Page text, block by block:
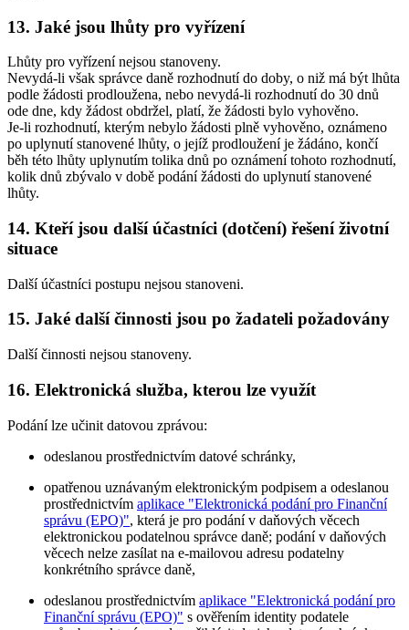
13. Jaké jsou lhůty pro vyřízení
Lhůty pro vyřízení nejsou stanoveny.
Nevydá-li však správce daně rozhodnutí do doby, o niž má být lhůta
podle žádosti prodloužena, nebo nevydá-li rozhodnutí do 30 dnů
ode dne, kdy žádost obdržel, platí, že žádosti bylo vyhověno.
Je-li rozhodnutí, kterým nebylo žádosti plně vyhověno, oznámeno
po uplynutí stanovené lhůty, o jejíž prodloužení je žádáno, končí
běh této lhůty uplynutím tolika dnů po oznámení tohoto rozhodnutí,
kolik dnů zbývalo v době podání žádosti do uplynutí stanovené
lhůty.
14. Kteří jsou další účastníci (dotčení) řešení životní
situace
Další účastníci postupu nejsou stanoveni.
15. Jaké další činnosti jsou po žadateli požadovány
Další činnosti nejsou stanoveny.
16. Elektronická služba, kterou lze využít
Podání lze učinit datovou zprávou:
odeslanou prostřednictvím datové schránky,
opatřenou uznávaným elektronickým podpisem a odeslanou
prostřednictvím aplikace "Elektronická podání pro Finanční
správu (EPO)", která je pro podání v daňových věcech
elektronickou podatelnou správce daně; podání v daňových
věcech nelze zasílat na e-mailovou adresu podatelny
konkrétního správce daně,
odeslanou prostřednictvím aplikace "Elektronická podání pro
Finanční správu (EPO)" s ověřením identity podatele